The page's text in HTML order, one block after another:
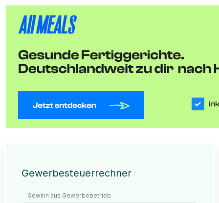
Gewerbesteuerrechner
Gewinn aus Gewerbebetrieb